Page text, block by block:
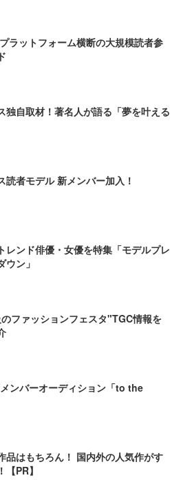
ラットフォーム横断の大規模読者参
独自取材！著名人が語る「夢を叶える
読者モデル 新メンバー加入！
レンド俳優・女優を特集「モデルプレ
ウン」
ファッションフェスタ"TGC情報を
ンバーオーディション「to the
品はもちろん！ 国内外の人気作がす
PR】